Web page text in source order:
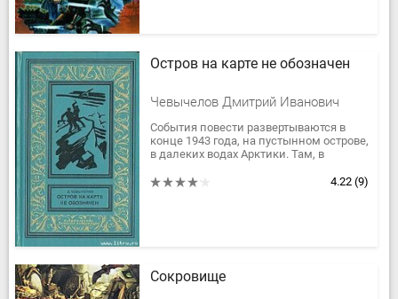
Остров на карте не обозначен
Чевычелов Дмитрий Иванович
События повести развертываются в
конце 1943 года, на пустынном острове,
в далеких водах Арктики. Там, в
создают обширный тайник. Работают...
4.22 (9)
Сокровище